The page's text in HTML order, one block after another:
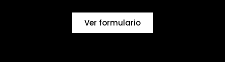
Ver formulario